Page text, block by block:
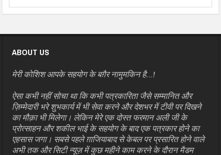
ABOUT US
मेरी कोशिश आपके सहयोग के बग़ैर नामुमकिन है…!
ऐसा कभी नहीं सोचा था कि कभी पत्रकारिता जैसे सम्मानित और
ज़िम्मेदारी भरे शुभकार्य में भी सेवा करने और देशभर में टीवी पर दिखने
का मौक़ा भी मिलेगा। लेकिन मेरे एक दोस्त फरमान अली जी के
प्रोत्साहन और शकील भाई के सहयोग के बाद एक पत्रकार होने का
एहसास जगा। सबसे पहले ग़ाजियाबाद से केबल पर प्रसारित होने वाले
अभी तक और सिटी न्यूज़ में कुछ महीने काम करने के दौरान मैडम